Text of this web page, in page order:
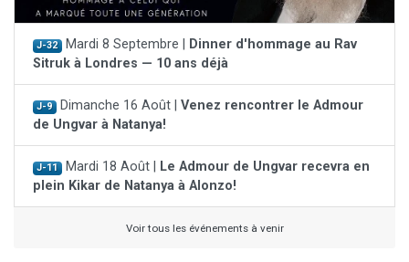
J-32 Mardi 8 Septembre |
Dinner d'hommage au Rav
Sitruk à Londres — 10 ans déjà
J-9 Dimanche 16 Août | Venez rencontrer le Admour
de Ungvar à Natanya!
J-11 Mardi 18 Août |
Le Admour de Ungvar recevra en
plein Kikar de Natanya à Alonzo!
Voir tous les événements à venir